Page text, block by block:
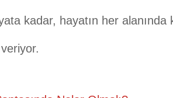
kadar, hayatın her alanında